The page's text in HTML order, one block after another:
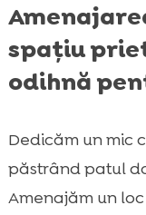
spațiu
odihnă
Dedicăm un mic
păstrând patul
Amenajăm un